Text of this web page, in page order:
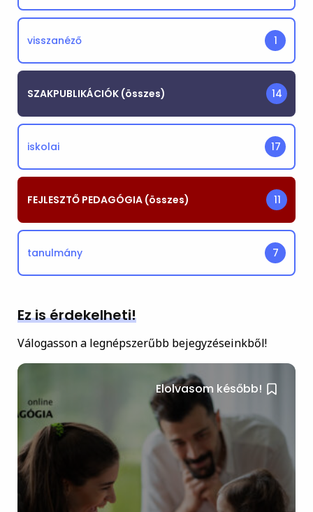
visszanéző 1
SZAKPUBLIKÁCIÓK (összes) 14
iskolai 17
FEJLESZTŐ PEDAGÓGIA (összes) 11
tanulmány 7
Ez is érdekelheti!
Válogasson a legnépszerűbb bejegyzéseinkből!
Elolvasom később!